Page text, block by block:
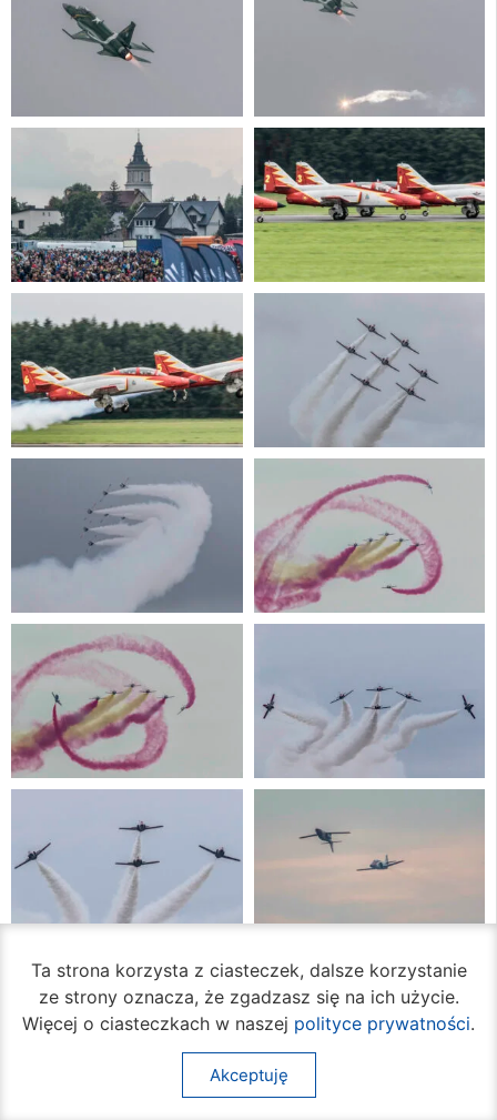
Ta strona korzysta z ciasteczek, dalsze korzystanie
ze strony oznacza, że zgadzasz się na ich użycie.
Więcej o ciasteczkach w naszej polityce prywatności.
Akceptuję